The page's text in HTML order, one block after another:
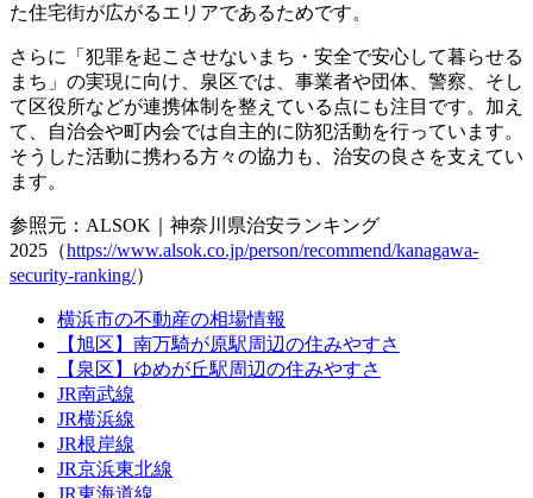
た住宅街が広がるエリアであるためです。
さらに「犯罪を起こさせないまち・安全で安心して暮らせる
まち」の実現に向け、泉区では、事業者や団体、警察、そし
て区役所などが連携体制を整えている点にも注目です。加え
て、自治会や町内会では自主的に防犯活動を行っています。
そうした活動に携わる方々の協力も、治安の良さを支えてい
ます。
参照元：ALSOK｜神奈川県治安ランキング
2025（https://www.alsok.co.jp/person/recommend/kanagawa-
security-ranking/）
横浜市の不動産の相場情報
【旭区】南万騎が原駅周辺の住みやすさ
【泉区】ゆめが丘駅周辺の住みやすさ
JR南武線
JR横浜線
JR根岸線
JR京浜東北線